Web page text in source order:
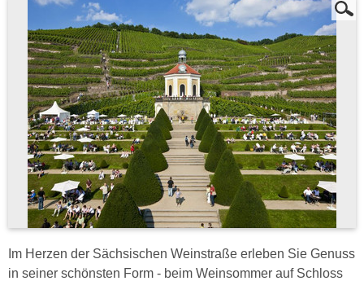
Im Herzen der Sächsischen Weinstraße erleben Sie Genuss
in seiner schönsten Form - beim Weinsommer auf Schloss